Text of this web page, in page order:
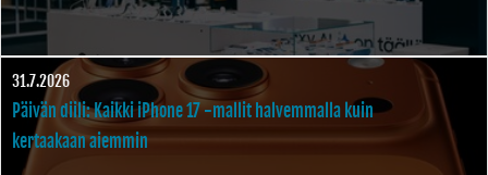
31.7.2026
Päivän diili: Kaikki iPhone 17 -mallit halvemmalla kuin
kertaakaan aiemmin